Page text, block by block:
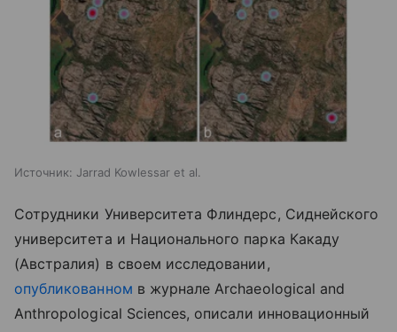
Источник: Jarrad Kowlessar et al.
Сотрудники Университета Флиндерс, Сиднейского
университета и Национального парка Какаду
(Австралия) в своем исследовании,
опубликованном в журнале Archaeological and
Anthropological Sciences, описали инновационный